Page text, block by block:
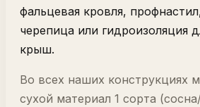
фальцевая кровля,
черепица или гидроизоляция
крыш.
Во всех наших конструкциях
сухой материал 1 сорта